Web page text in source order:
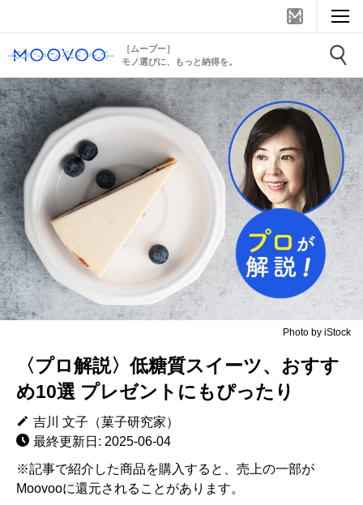
［ムーブー］
モノ選びに、もっと納得を。
Photo by iStock
〈プロ解説〉低糖質スイーツ、おすす
め10選 プレゼントにもぴったり
吉川 文子（菓子研究家）
最終更新日: 2025-06-04
※記事で紹介した商品を購入すると、売上の一部が
Moovooに還元されることがあります。